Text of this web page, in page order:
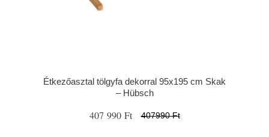
Étkezőasztal tölgyfa dekorral 95x195 cm Skak
– Hübsch
407 990 Ft 407990 Ft